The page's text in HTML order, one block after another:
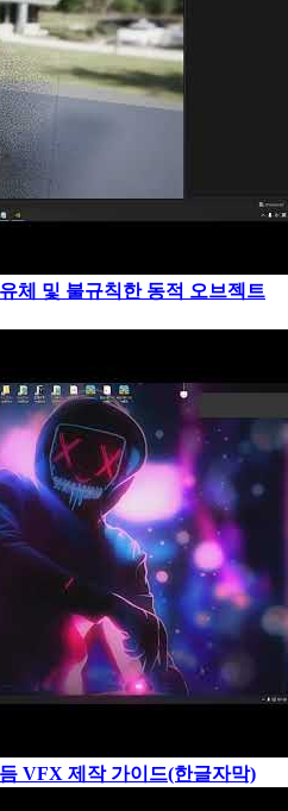
체 및 불규칙한 동적 오브젝트
VFX 제작 가이드(한글자막)